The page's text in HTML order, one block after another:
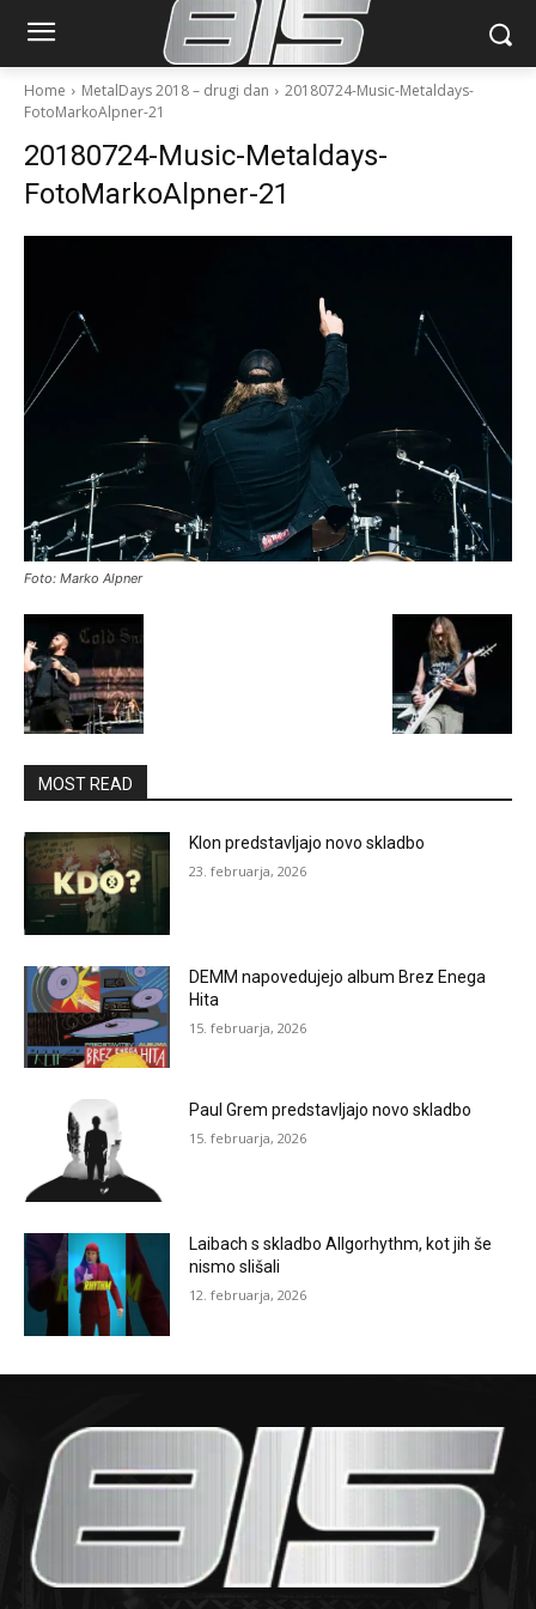
Home MetalDays 2018 – drugi dan
20180724-Music-Metaldays-
FotoMarkoAlpner-21
20180724-Music-Metaldays-
FotoMarkoAlpner-21
Foto: Marko Alpner
MOST READ
Klon predstavljajo novo skladbo
23. februarja, 2026
DEMM napovedujejo album Brez Enega
Hita
15. februarja, 2026
Paul Grem predstavljajo novo skladbo
15. februarja, 2026
Laibach s skladbo Allgorhythm, kot jih še
nismo slišali
12. februarja, 2026